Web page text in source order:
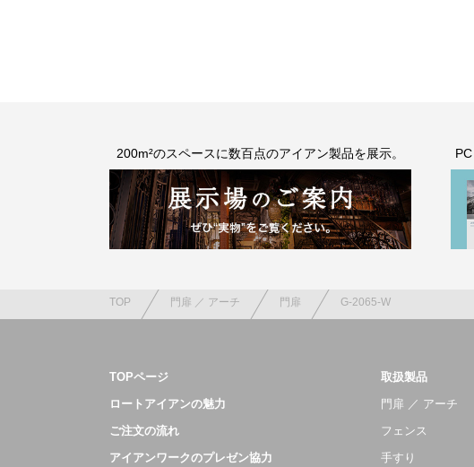
200m²のスペースに数百点のアイアン製品を展示。
TOP 門扉 ／ アーチ 門扉 G-2065-W
TOPページ
ロートアイアンの魅力
ご注文の流れ
アイアンワークのプレゼン協力
取扱製品
門扉 ／ アーチ
フェンス
手すり